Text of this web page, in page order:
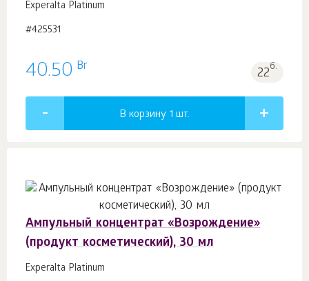
Experalta Platinum
#425531
40.50 Br 22б.
В корзину 1 шт.
Ампульный концентрат «Возрождение»
(продукт косметический), 30 мл
Experalta Platinum